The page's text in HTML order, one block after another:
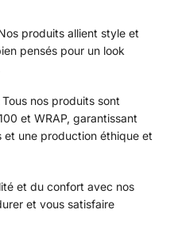
produits allient style et
pensés pour un look
Tous nos produits sont
et WRAP, garantissant
et une production éthique et
et du confort avec nos
et vous satisfaire